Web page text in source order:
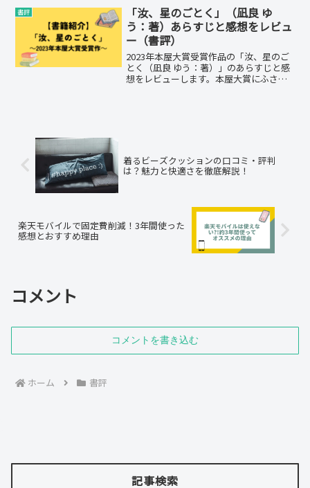
書評
「汝、星のごとく」（凪良 ゆ
う：著）あらすじと感想をレビュ
ー（書評）
2023年本屋大賞受賞作品の「汝、星のご
とく（凪良 ゆう：著）」のあらすじと感
想をレビューします。本屋大賞にふさわ
着るビーズクッションの口コミ・評判
は？魅力と快適さを徹底解説！
楽天モバイルで固定費削減！3年間使った
感想とおすすめ理由
コメント
コメントを書き込む
ホーム 書評
記事検索